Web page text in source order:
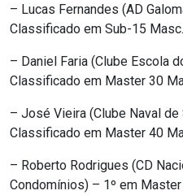
– Lucas Fernandes (AD
Classificado em Sub-15 Masc.
– Daniel Faria (Clube Escola
Classificado em Master 30
– José Vieira (Clube Naval de
Classificado em Master 40
– Roberto Rodrigues (CD
Condomínios) – 1º em